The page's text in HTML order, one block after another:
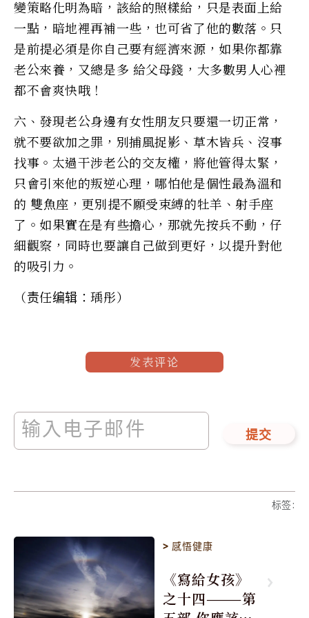
變策略化明為暗，該給的照樣給，只是表面上給
一點，暗地裡再補一些，也可省了他的數落。只
是前提必須是你自己要有經濟來源，如果你都靠
老公來養，又總是多 給父母錢，大多數男人心裡
都不會爽快哦！
六、發現老公身邊有女性朋友只要還一切正常，
就不要欲加之罪，別捕風捉影、草木皆兵、沒事
找事。太過干涉老公的交友權，將他管得太緊，
只會引來他的叛逆心理，哪怕他是個性最為溫和
的 雙魚座，更別提不願受束縛的牡羊、射手座
了。如果實在是有些擔心，那就先按兵不動，仔
細觀察，同時也要讓自己做到更好，以提升對他
的吸引力。
（责任编辑：瑀彤）
发表评论
提交
标签:
> 感悟健康
《寫給女孩》
之十四———第